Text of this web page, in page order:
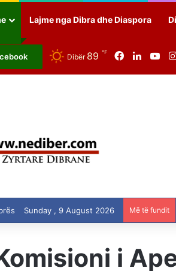
Lajme nga Dibra dhe Diaspora
Dibër 89 ℉ Facebook
Sunday , 9 August 2026 Më të fundit
i